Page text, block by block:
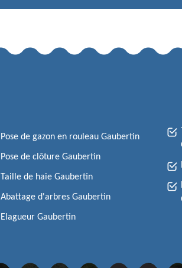
Pose de gazon en rouleau Gaubertin
Pose de clôture Gaubertin
Taille de haie Gaubertin
Abattage d'arbres Gaubertin
Elagueur Gaubertin